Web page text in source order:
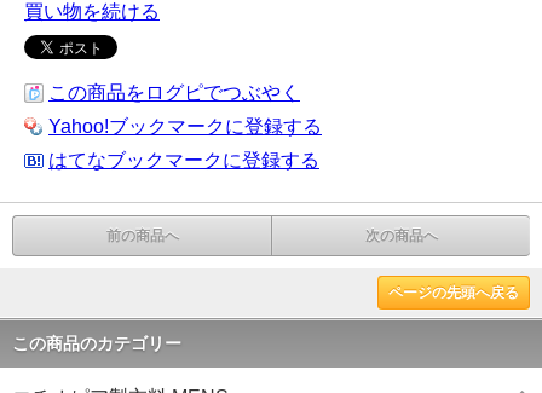
買い物を続ける
この商品をログピでつぶやく
Yahoo!ブックマークに登録する
はてなブックマークに登録する
前の商品へ 次の商品へ
ページの先頭へ戻る
この商品のカテゴリー